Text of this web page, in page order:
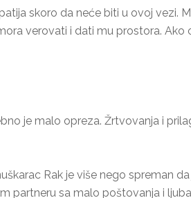
skoro da neće biti u ovoj vezi.
verovati i dati mu prostora. Ako
je malo opreza. Žrtvovanja i
Rak je više nego spreman
partneru sa malo poštovanja i